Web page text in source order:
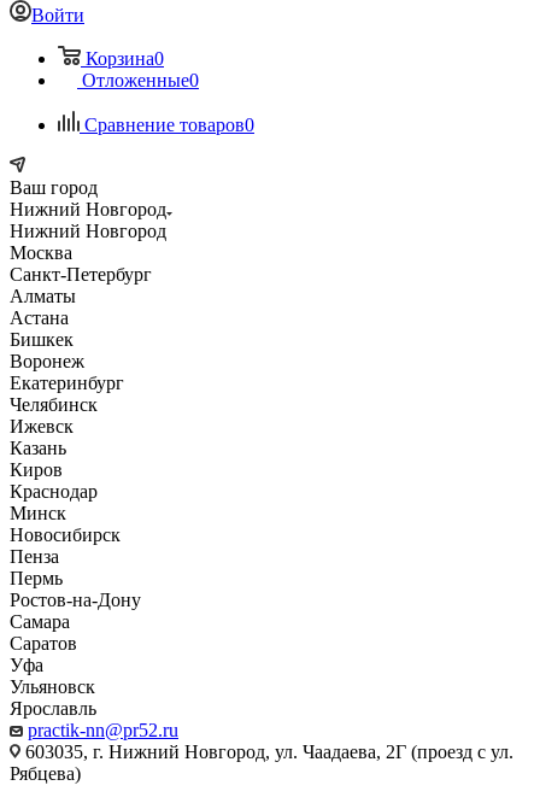
Войти
Корзина0
Отложенные0
Сравнение товаров0
Ваш город
Нижний Новгород
Нижний Новгород
Москва
Санкт-Петербург
Алматы
Астана
Бишкек
Воронеж
Екатеринбург
Челябинск
Ижевск
Казань
Киров
Краснодар
Минск
Новосибирск
Пенза
Пермь
Ростов-на-Дону
Самара
Саратов
Уфа
Ульяновск
Ярославль
practik-nn@pr52.ru
603035, г. Нижний Новгород, ул. Чаадаева, 2Г (проезд с ул.
Рябцева)